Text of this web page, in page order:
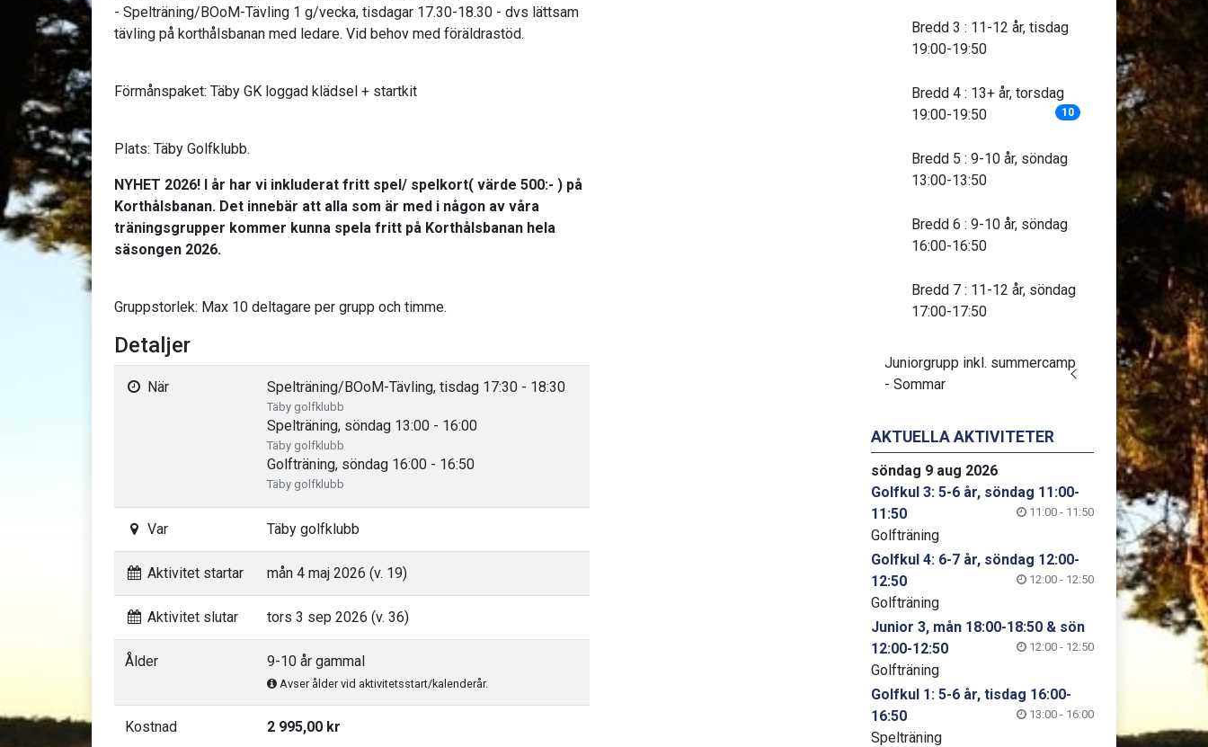
- Spelträning/BOoM-Tävling 1 g/vecka, tisdagar 17.30-18.30 - dvs lättsam
tävling på korthålsbanan med ledare. Vid behov med föräldrastöd.
Förmånspaket: Täby GK loggad klädsel + startkit
Plats: Täby Golfklubb.
NYHET 2026! I år har vi inkluderat fritt spel/ spelkort( värde 500:- ) på
Korthålsbanan. Det innebär att alla som är med i någon av våra
träningsgrupper kommer kunna spela fritt på Korthålsbanan hela
säsongen 2026.
Gruppstorlek: Max 10 deltagare per grupp och timme.
Detaljer
När Spelträning/BOoM-Tävling, tisdag 17:30 - 18:30
Täby golfklubb
Spelträning, söndag 13:00 - 16:00
Täby golfklubb
Golfträning, söndag 16:00 - 16:50
Täby golfklubb
Var Täby golfklubb
Aktivitet startar mån 4 maj 2026 (v. 19)
Aktivitet slutar tors 3 sep 2026 (v. 36)
Ålder 9-10 år gammal
Avser ålder vid aktivitetsstart/kalenderår.
Kostnad 2 995,00 kr
Bredd 3 : 11-12 år, tisdag
19:00-19:50
Bredd 4 : 13+ år, torsdag
19:00-19:50
10
Bredd 5 : 9-10 år, söndag
13:00-13:50
Bredd 6 : 9-10 år, söndag
16:00-16:50
Bredd 7 : 11-12 år, söndag
17:00-17:50
Juniorgrupp inkl. summercamp
- Sommar
AKTUELLA AKTIVITETER
söndag 9 aug 2026
Golfkul 3: 5-6 år, söndag 11:00-
11:50
11:00 - 11:50
Golfträning
Golfkul 4: 6-7 år, söndag 12:00-
12:50
12:00 - 12:50
Golfträning
Junior 3, mån 18:00-18:50 & sön
12:00-12:50
12:00 - 12:50
Golfträning
Golfkul 1: 5-6 år, tisdag 16:00-
16:50
13:00 - 16:00
Spelträning